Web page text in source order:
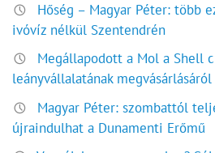
Hőség – Magyar Péter: több
ivóvíz nélkül Szentendrén
Megállapodott a Mol a Shell
leányvállalatának megvásárlásáról
Magyar Péter: szombattól
újraindulhat a Dunamenti Erőmű